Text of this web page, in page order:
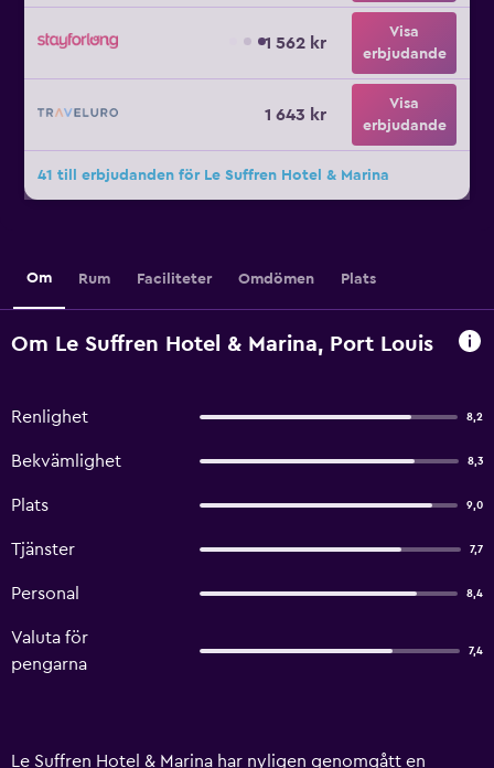
1 562 kr
Visa
erbjudande
1 643 kr
Visa
erbjudande
41 till erbjudanden för Le Suffren Hotel & Marina
Om Rum Faciliteter Omdömen Plats
Om Le Suffren Hotel & Marina, Port Louis
Renlighet 8,2
Bekvämlighet 8,3
Plats 9,0
Tjänster 7,7
Personal 8,4
Valuta för
pengarna
7,4
Le Suffren Hotel & Marina har nyligen genomgått en